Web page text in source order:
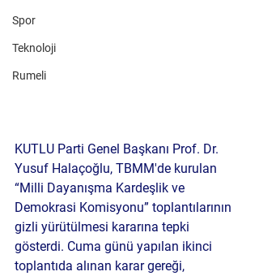
Spor
Teknoloji
Rumeli
KUTLU Parti Genel Başkanı Prof. Dr.
Yusuf Halaçoğlu, TBMM'de kurulan
“Milli Dayanışma Kardeşlik ve
Demokrasi Komisyonu” toplantılarının
gizli yürütülmesi kararına tepki
gösterdi. Cuma günü yapılan ikinci
toplantıda alınan karar gereği,